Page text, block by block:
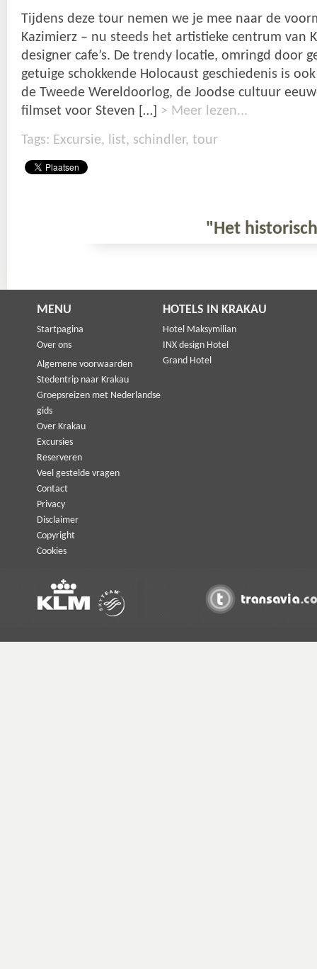
Tijdens deze tour nemen we je mee naar de
Kazimierz – nu steeds het artistieke centrum van
designer cafe’s. De trendy locatie, omringd door
getuige schokkende Holocaust geschiedenis is
de Tweede Wereldoorlog, de Joodse cultuur
filmset voor Steven […]
> Meer lezen...
Tags: Excursie, list, schindler, tour
"Het
MENU
Startpagina
Over ons
Algemene voorwaarden
Stedentrip naar Krakau
Groepsreizen met Nederlandse
gids
Over Krakau
Excursies
Reserveren
Veel gestelde vragen
Contact
Privacy
Disclaimer
Copyright
Cookies
HOTELS IN KRAKAU
Hotel Maksymilian
INX design Hotel
Grand Hotel